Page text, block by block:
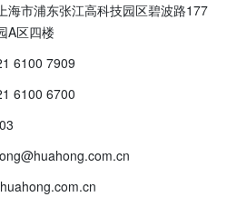
海市浦东张江高科技园区碧波路177
A区四楼
6100 7909
6100 6700